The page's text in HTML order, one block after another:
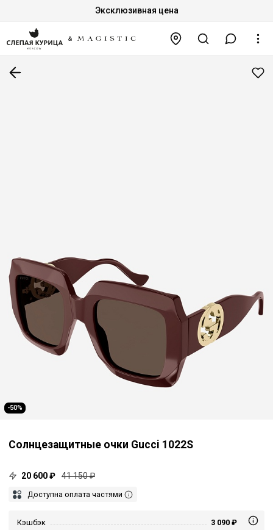
Эксклюзивная цена
-50%
Солнцезащитные очки Gucci 1022S
20 600 ₽ 41 150 ₽
Доступна оплата частями
Кэшбэк
3 090 ₽